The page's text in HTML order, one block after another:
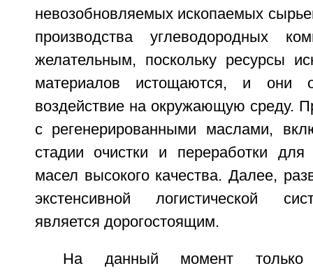
невозобновляемых ископаемых
производства углеводородных
желательным, поскольку ресурсы
материалов истощаются, и они
воздействие на окружающую среду.
с регенерированными маслами,
стадии очистки и переработки для
масел высокого качества. Далее,
экстенсивной логистической
является дорогостоящим.
На данный момент